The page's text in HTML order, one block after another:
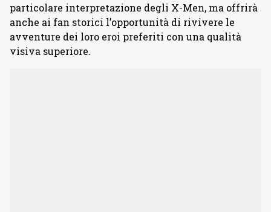
particolare interpretazione degli X-Men, ma offrirà
anche ai fan storici l’opportunità di rivivere le
avventure dei loro eroi preferiti con una qualità
visiva superiore.